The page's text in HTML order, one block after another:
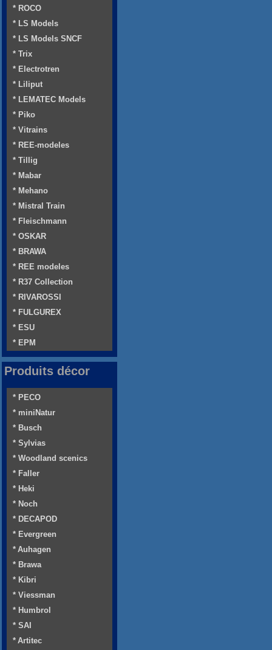
* ROCO
* LS Models
* LS Models SNCF
* Trix
* Electrotren
* Liliput
* LEMATEC Models
* Piko
* Vitrains
* REE-modeles
* Tillig
* Mabar
* Mehano
* Mistral Train
* Fleischmann
* OSKAR
* BRAWA
* REE modeles
* R37 Collection
* RIVAROSSI
* FULGUREX
* ESU
* EPM
Produits décor
* PECO
* miniNatur
* Busch
* Sylvias
* Woodland scenics
* Faller
* Heki
* Noch
* DECAPOD
* Evergreen
* Auhagen
* Brawa
* Kibri
* Viessman
* Humbrol
* SAI
* Artitec